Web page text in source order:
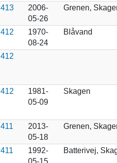
413
2006-
05-26
Grenen,
412
1970-
08-24
Blåvand
412
412
1981-
05-09
Skagen
411
2013-
05-18
Grenen,
411
1992-
05-15
Batterivej,